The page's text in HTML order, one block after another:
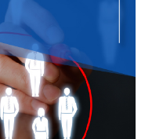
DE
Com nosso
how
e integração de seus
um eficiente
contratuais e